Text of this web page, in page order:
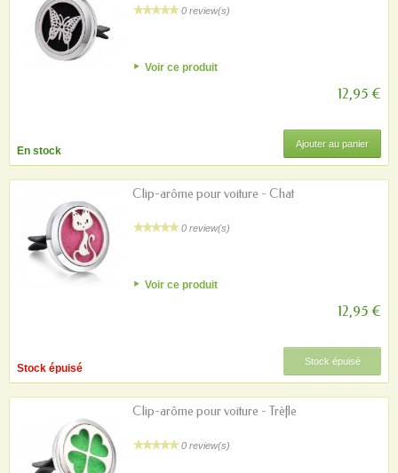
0 review(s)
Voir ce produit
12,95 €
En stock
Ajouter au panier
Clip-arôme pour voiture - Chat
0 review(s)
Voir ce produit
12,95 €
Stock épuisé
Stock épuisé
Clip-arôme pour voiture - Trèfle
0 review(s)